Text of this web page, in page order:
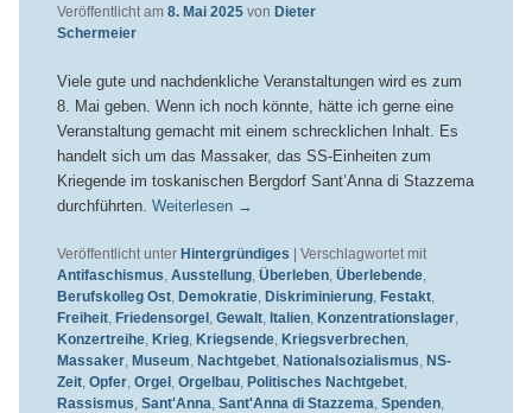
Veröffentlicht am 8. Mai 2025 von Dieter
Schermeier
Viele gute und nachdenkliche Veranstaltungen wird es zum
8. Mai geben. Wenn ich noch könnte, hätte ich gerne eine
Veranstaltung gemacht mit einem schrecklichen Inhalt. Es
handelt sich um das Massaker, das SS-Einheiten zum
Kriegende im toskanischen Bergdorf Sant’Anna di Stazzema
durchführten. Weiterlesen →
Veröffentlicht unter Hintergründiges | Verschlagwortet mit
Antifaschismus Ausstellung, Überleben, Überlebende,
Berufskolleg Ost, Demokratie, Diskriminierung, Festakt,
Freiheit, Friedensorgel, Gewalt, Italien, Konzentrationslager,
Konzertreihe, Krieg, Kriegsende, Kriegsverbrechen,
Massaker, Museum Nachtgebet, Nationalsozialismus NS-
Zeit, Opfer, Orgel, Orgelbau, Politisches Nachtgebet,
Rassismus Sant'Anna Sant'Anna di Stazzema Spenden,